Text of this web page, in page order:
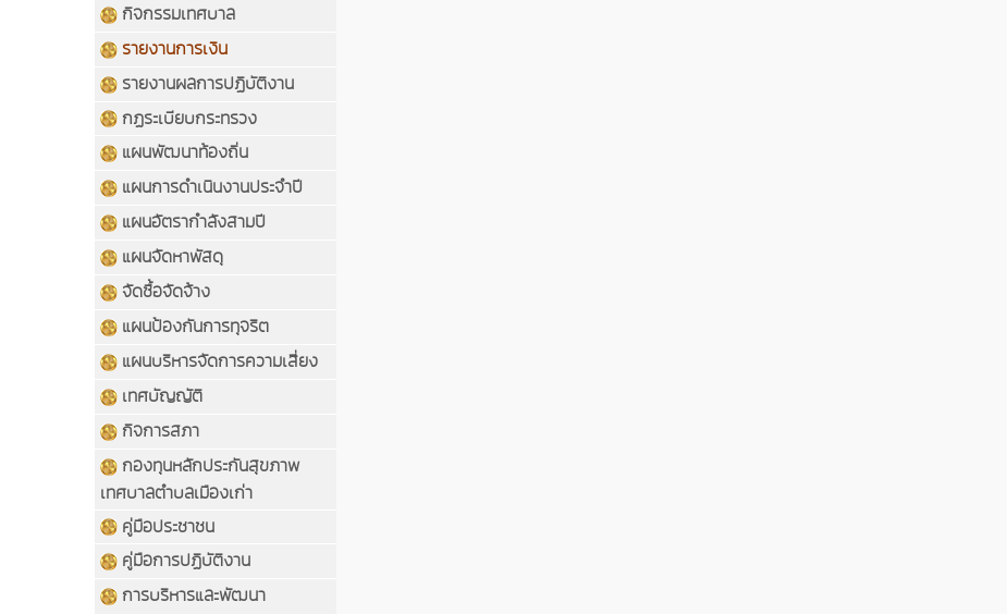
กิจกรรมเทศบาล
รายงานการเงิน
รายงานผลการปฏิบัติงาน
กฏระเบียบกระทรวง
แผนพัฒนาท้องถิ่น
แผนการดำเนินงานประจำปี
แผนอัตรากำลังสามปี
แผนจัดหาพัสดุ
จัดซื้อจัดจ้าง
แผนป้องกันการทุจริต
แผนบริหารจัดการความเสี่ยง
เทศบัญญัติ
กิจการสภา
กองทุนหลักประกันสุขภาพ
เทศบาลตำบลเมืองเก่า
คู่มือประชาชน
คู่มือการปฏิบัติงาน
การบริหารและพัฒนา